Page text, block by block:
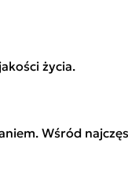
życia.
Wśród